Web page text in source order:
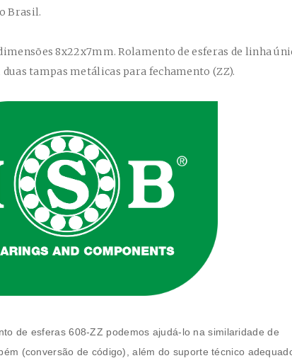
Brasil.
8x22x7mm. Rolamento de esferas de linha
tampas metálicas para fechamento (ZZ).
de esferas608-ZZ podemos ajudá-lo na similaridade de
(conversão de código), além do suporte técnico